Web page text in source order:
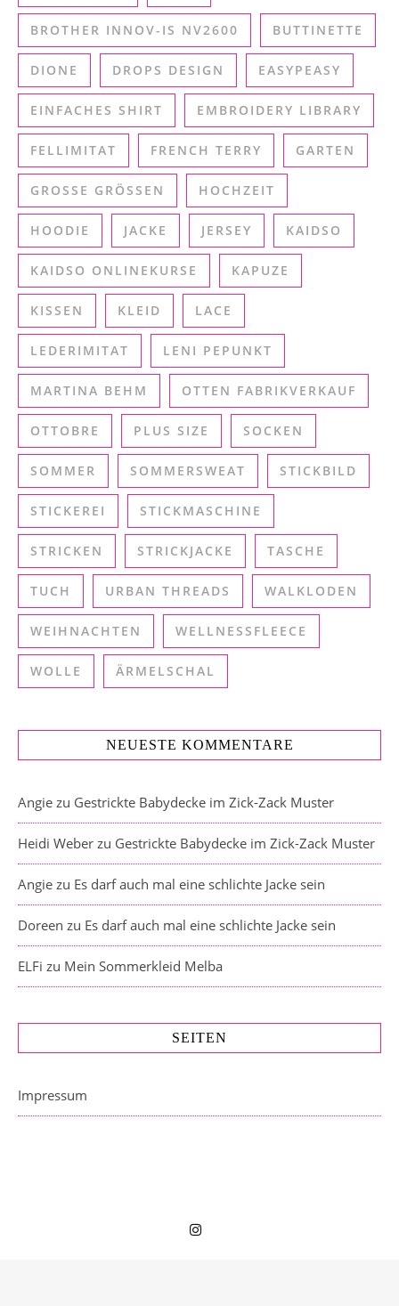
BROTHER INNOV-IS NV2600 BUTTINETTE
DIONE DROPS DESIGN EASYPEASY
EINFACHES SHIRT EMBROIDERY LIBRARY
FELLIMITAT FRENCH TERRY GARTEN
GROSSE GRÖSSEN HOCHZEIT
HOODIE JACKE JERSEY KAIDSO
KAIDSO ONLINEKURSE KAPUZE
KISSEN KLEID LACE
LEDERIMITAT LENI PEPUNKT
MARTINA BEHM OTTEN FABRIKVERKAUF
OTTOBRE PLUS SIZE SOCKEN
SOMMER SOMMERSWEAT STICKBILD
STICKEREI STICKMASCHINE
STRICKEN STRICKJACKE TASCHE
TUCH URBAN THREADS WALKLODEN
WEIHNACHTEN WELLNESSFLEECE
WOLLE ÄRMELSCHAL
NEUESTE KOMMENTARE
Angie zu Gestrickte Babydecke im Zick-Zack Muster
Heidi Weber zu Gestrickte Babydecke im Zick-Zack Muster
Angie zu Es darf auch mal eine schlichte Jacke sein
Doreen zu Es darf auch mal eine schlichte Jacke sein
ELFi zu Mein Sommerkleid Melba
SEITEN
Impressum